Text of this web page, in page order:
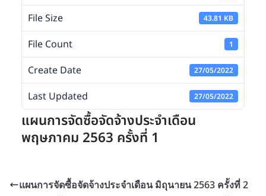
File Size 43.81 KB
File Count 1
Create Date 27/05/2022
Last Updated 27/05/2022
แผนการจัดซื้อจัดจ้างประจำเดือน
พฤษภาคม 2563 ครั้งที่ 1
แผนการจัดซื้อจัดจ้างประจำเดือน มิถุนายน 2563 ครั้งที่ 2